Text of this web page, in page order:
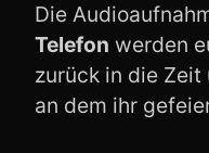
Die
Telefon werden
zurück in die
an dem ihr